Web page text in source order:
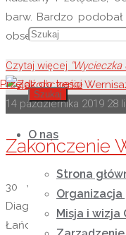
Szukaj
Przejdź do treści
O nas
Strona
Organizacja
Misja i wizja
barw. Bardzo
obserwowaliśmy stado
Czytaj więcej
14 października 2019 28
Zakończenie
30 września 2019
Łańcucie miało